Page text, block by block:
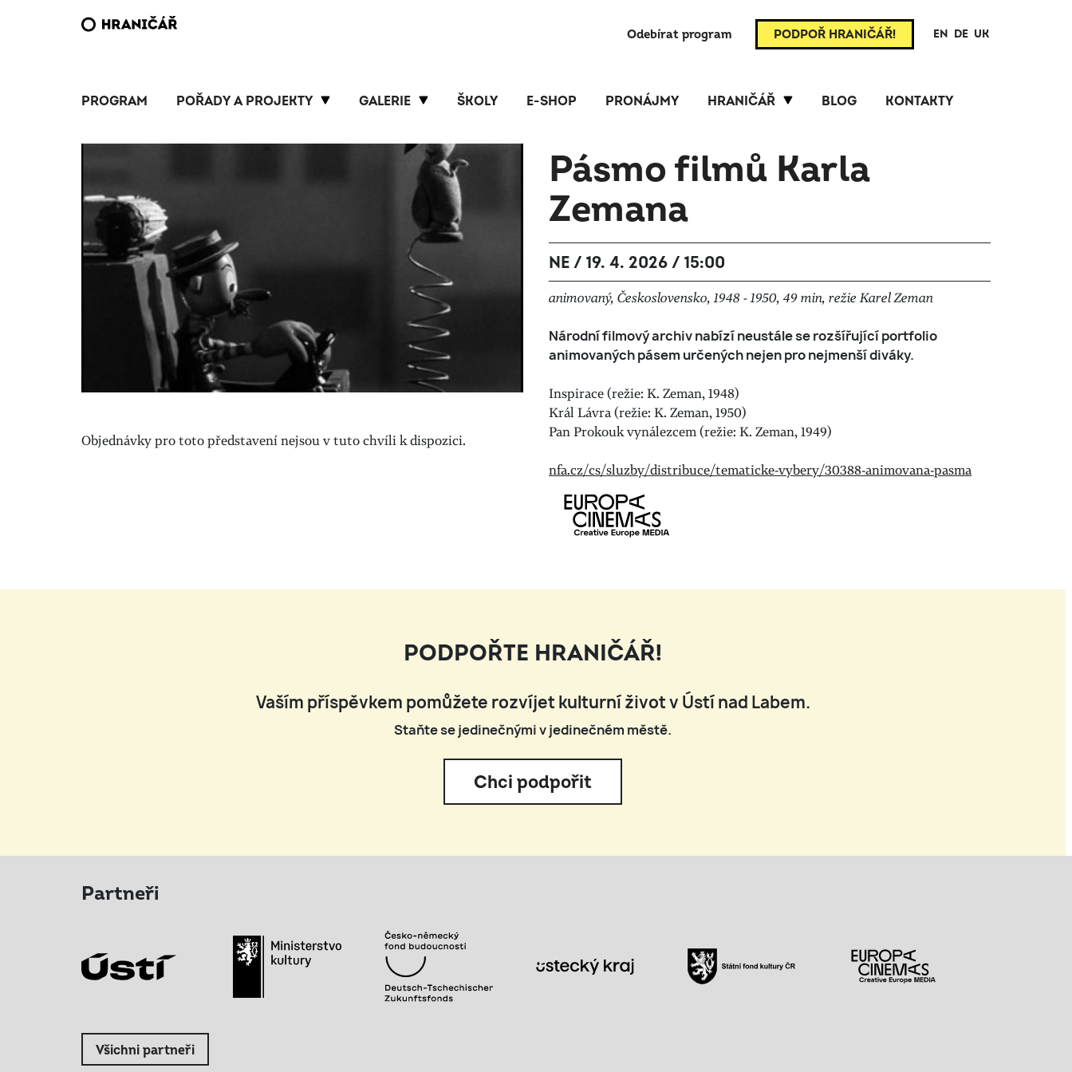
Odebírat program PODPOŘ HRANIČÁŘ! EN DE UK
PROGRAM POŘADY A PROJEKTY GALERIE ŠKOLY E-SHOP PRONÁJMY HRANIČÁŘ BLOG KONTAKTY
Pásmo filmů Karla
Zemana
NE / 19. 4. 2026 / 15:00
animovaný, Československo, 1948 - 1950, 49 min, režie Karel Zeman
Národní filmový archiv nabízí neustále se rozšířující portfolio
animovaných pásem určených nejen pro nejmenší diváky.
Inspirace (režie: K. Zeman, 1948)
Král Lávra (režie: K. Zeman, 1950)
Pan Prokouk vynálezcem (režie: K. Zeman, 1949)
nfa.cz/cs/sluzby/distribuce/tematicke-vybery/30388-animovana-pasma
Objednávky pro toto představení nejsou v tuto chvíli k dispozici.
PODPOŘTE HRANIČÁŘ!
Vaším příspěvkem pomůžete rozvíjet kulturní život v Ústí nad Labem.
Staňte se jedinečnými v jedinečném městě.
Chci podpořit
Partneři
Všichni partneři